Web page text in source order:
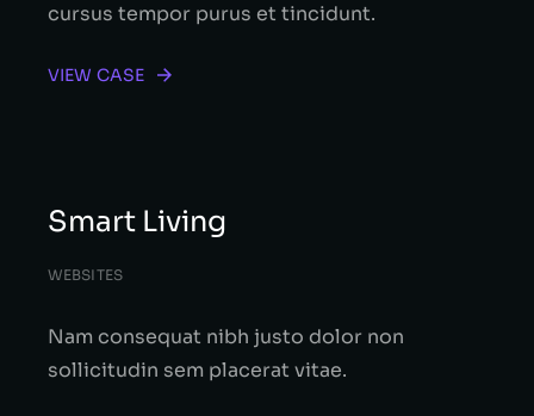
cursus tempor purus et tincidunt.
VIEW CASE
Smart Living
WEBSITES
Nam consequat nibh justo dolor non
sollicitudin sem placerat vitae.